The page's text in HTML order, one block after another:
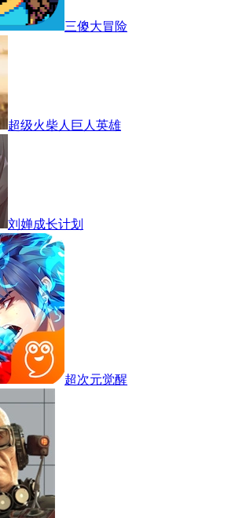
三傻大冒险
超级火柴人巨人英雄
刘婵成长计划
超次元觉醒